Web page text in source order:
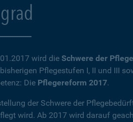
wird die Schwere der
Pflegestufen I, II und III
Die Pflegereform 2017.
der Schwere der
wird. Ab 2017 wird darauf